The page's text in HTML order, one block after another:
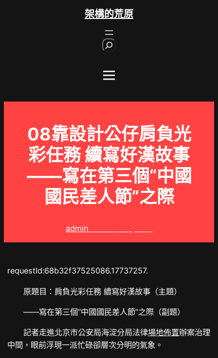
架構的荒原
08靠設計公仔肩負光
彩任務 續寫好漢故事
——寫在第三個“中國
國民差人節”之際
admin
requestId:68b32f37525086.17737257.
原題目：肩負光彩任務 續寫好漢故事（主題）
——寫在第三個“中國國民差人節”之際（副題）
記者走進北京市公安局海淀分局法律場地佈置辦案治理
中間，眼前浮現一派忙碌卻層次分明的氣象。